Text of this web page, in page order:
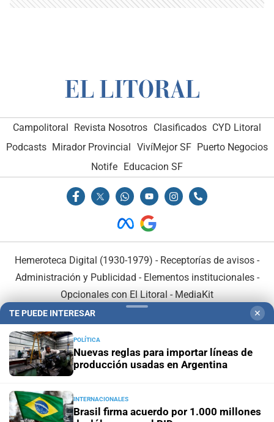
Campolitoral Revista Nosotros Clasificados CYD Litoral
Podcasts Mirador Provincial VivíMejor SF Puerto Negocios
Notife Educacion SF
Hemeroteca Digital (1930-1979) - Receptorías de avisos -
Administración y Publicidad - Elementos institucionales-
Opcionales con El Litoral - MediaKit
En Asociación con:
TE PUEDE INTERESAR ✕
POLÍTICA
Nuevas reglas para importar líneas de
producción usadas en Argentina
INTERNACIONALES
Brasil firma acuerdo por 1.000 millones